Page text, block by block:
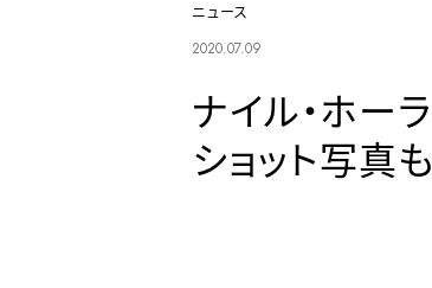
ニュース
2020.07.09
ナイル・ホー
ショット写真